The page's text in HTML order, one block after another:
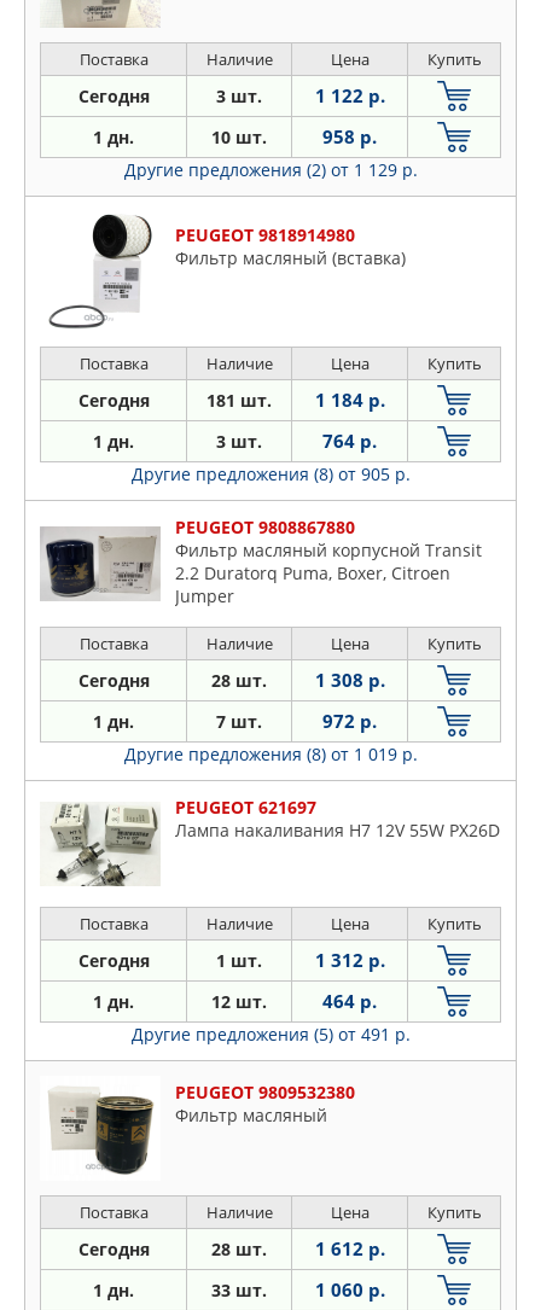
Поставка Наличие Цена Купить
Сегодня 3 шт. 1 122 р.
1 дн. 10 шт. 958 р.
Другие предложения (2) от 1 129 р.
PEUGEOT 9818914980
Фильтр масляный (вставка)
Поставка Наличие Цена Купить
Сегодня 181 шт. 1 184 р.
1 дн. 3 шт. 764 р.
Другие предложения (8) от 905 р.
PEUGEOT 9808867880
Фильтр масляный корпусной Transit
2.2 Duratorq Puma, Boxer, Citroen
Jumper
Поставка Наличие Цена Купить
Сегодня 28 шт. 1 308 р.
1 дн. 7 шт. 972 р.
Другие предложения (8) от 1 019 р.
PEUGEOT 621697
Лампа накаливания H7 12V 55W PX26D
Поставка Наличие Цена Купить
Сегодня 1 шт. 1 312 р.
1 дн. 12 шт. 464 р.
Другие предложения (5) от 491 р.
PEUGEOT 9809532380
Фильтр масляный
Поставка Наличие Цена Купить
Сегодня 28 шт. 1 612 р.
1 дн. 33 шт. 1 060 р.